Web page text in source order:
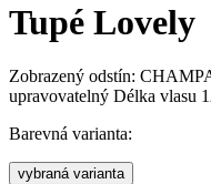
Tupé Lovely
Zobrazený odstín:
upravovatelný Délka vlasu
Barevná varianta:
vybraná varianta